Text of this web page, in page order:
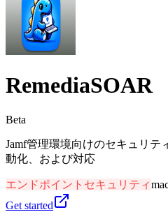
RemediaSOAR
Beta
Jamf管理環境向けのセキュリテ
動化、および対応
エンドポイントセキュリティ
Get started